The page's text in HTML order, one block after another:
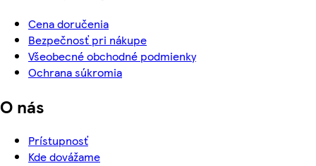
Cena doručenia
Bezpečnosť pri nákupe
Všeobecné obchodné podmienky
Ochrana súkromia
O nás
Prístupnosť
Kde dovážame